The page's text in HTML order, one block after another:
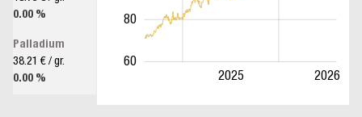
0.00 %
Palladium
38.21 € / gr.
0.00 %
60
80
2025 2026